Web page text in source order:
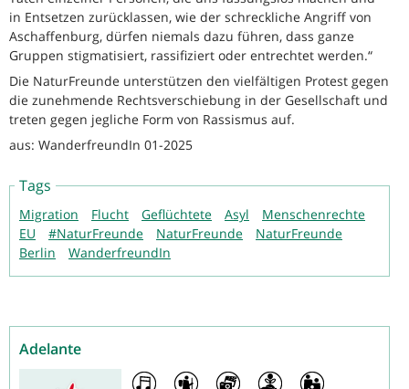
in Entsetzen zurücklassen, wie der schreckliche Angriff von
Aschaffenburg, dürfen niemals dazu führen, dass ganze
Gruppen stigmatisiert, rassifiziert oder entrechtet werden.“
Die NaturFreunde unterstützen den vielfältigen Protest gegen
die zunehmende Rechtsverschiebung in der Gesellschaft und
treten gegen jegliche Form von Rassismus auf.
aus: WanderfreundIn 01-2025
Tags
Migration Flucht Geflüchtete Asyl
Menschenrechte
EU
#NaturFreunde NaturFreunde
NaturFreunde
Berlin
WanderfreundIn
Adelante